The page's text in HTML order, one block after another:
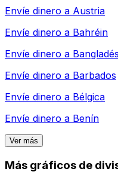
Envíe dinero a Austria
Envíe dinero a Bahréin
Envíe dinero a Bangladés
Envíe dinero a Barbados
Envíe dinero a Bélgica
Envíe dinero a Benín
Ver más
Más gráficos de